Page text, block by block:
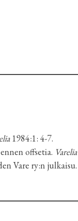
1984:1: 4-7.
offsetia. Varelia
Vare ry:n julkaisu.